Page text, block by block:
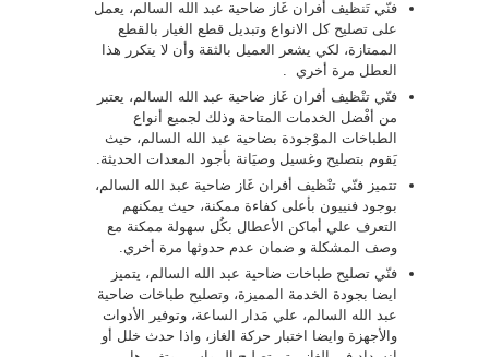
فنّي تَنظيف أفران غَاز ضاحية عبد الله السالم، يعمل
على تصليح كل الانواع وتبديل قطع الغيار بالقطع
الممتازة، لكي يشعر العميل بالثقة وأن لا يتكرر هذا
العطل مرة أخري .
فنّي تنْظيف أفران غَاز ضاحية عبد الله السالم، يعتبر
من أفْضل الخدمات المتاحة وذلك لجميع أنواع
الطباخات الموْجودة بضاحية عبد الله السالم، حيث
يَقوم بتصليح وغسيل وصيَانة بأجود المعدات الحديثة.
تتميز فنّي تنْظيف أفران غَاز ضاحية عبد الله السالم،
بوجود فنييون بأعلى كفاءة ممكنة، حيث يمكنهم
التعرف علي أماكن الأعطال بكُل سهولة ممكنة مع
وصف المشكلة و ضمان عدم حدوثها مرة أخري.
فنّي تصليح طباخات ضاحية عبد الله السالم، يتميز
ايضا بجودة الخدمة المميزة، وتصليح طباخات ضاحية
عبد الله السالم، علي مَدار الساعة، وتوفير الأدوات
والأجهزة وايضا اختبار حركة الغاز، واذا حدث خلل أو